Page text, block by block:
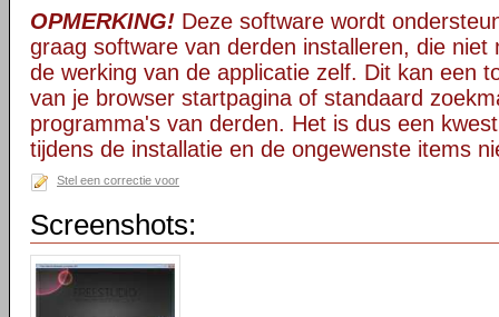
OPMERKING! Deze software wordt
graag software van derden installeren, die niet
de werking van de applicatie zelf. Dit kan een
van je browser startpagina of standaard
programma's van derden. Het is dus een
tijdens de installatie en de ongewenste items
Stel een correctie voor
Screenshots: